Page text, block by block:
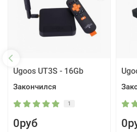
Ugoos UT3S - 16Gb
Закончился
1
0руб